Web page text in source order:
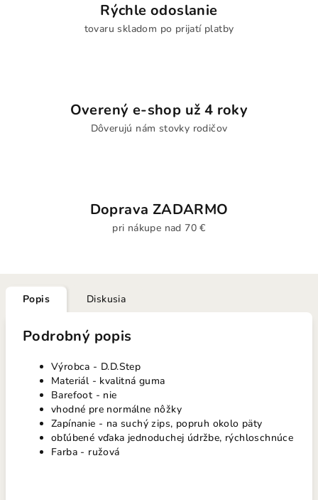
Rýchle odoslanie
tovaru skladom po prijatí platby
Overený e-shop už 4 roky
Dôverujú nám stovky rodičov
Doprava ZADARMO
pri nákupe nad 70 €
Popis Diskusia
Podrobný popis
Výrobca - D.D.Step
Materiál - kvalitná guma
Barefoot - nie
vhodné pre normálne nôžky
Zapínanie - na suchý zips, popruh okolo päty
obľúbené vďaka jednoduchej údržbe, rýchloschnúce
Farba - ružová